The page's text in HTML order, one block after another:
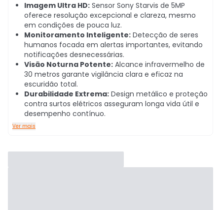
Imagem Ultra HD: Sensor Sony Starvis de 5MP
oferece resolução excepcional e clareza, mesmo
em condições de pouca luz.
Monitoramento Inteligente: Detecção de seres
humanos focada em alertas importantes, evitando
notificações desnecessárias.
Visão Noturna Potente: Alcance infravermelho de
30 metros garante vigilância clara e eficaz na
escuridão total.
Durabilidade Extrema: Design metálico e proteção
contra surtos elétricos asseguram longa vida útil e
desempenho contínuo.
Ver mais